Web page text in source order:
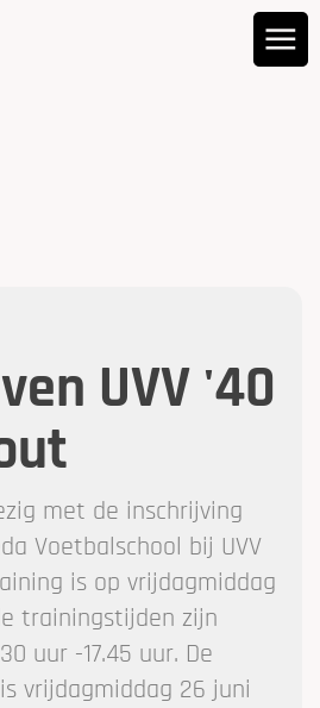
UVV '40
met de inschrijving
Voetbalschool bij UVV
is op vrijdagmiddag
trainingstijden zijn
uur -17.45 uur. De
vrijdagmiddag 26 juni